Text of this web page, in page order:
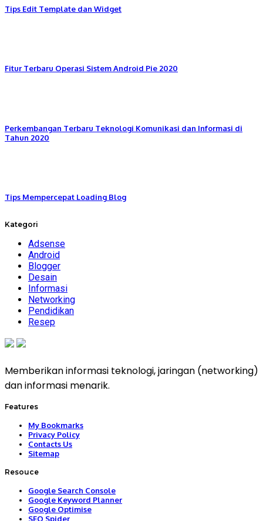
Tips Edit Template dan Widget
Fitur Terbaru Operasi Sistem Android Pie 2020
Perkembangan Terbaru Teknologi Komunikasi dan Informasi di
Tahun 2020
Tips Mempercepat Loading Blog
Kategori
Adsense
Android
Blogger
Desain
Informasi
Networking
Pendidikan
Resep
Memberikan informasi teknologi, jaringan (networking)
dan informasi menarik.
Features
My Bookmarks
Privacy Policy
Contacts Us
Sitemap
Resouce
Google Search Console
Google Keyword Planner
Google Optimise
SEO Spider